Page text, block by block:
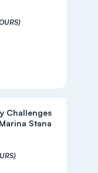
Challenges
Stana